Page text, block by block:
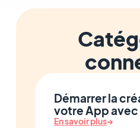
Démarrer la
votre App
En savoir plus→